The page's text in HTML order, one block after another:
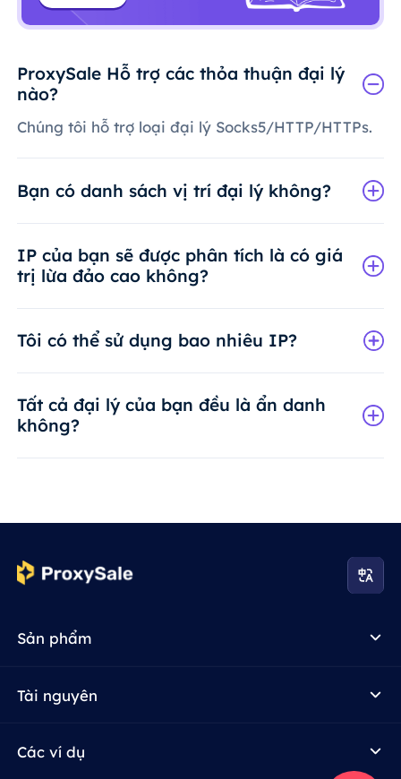
ProxySale Hỗ trợ các thỏa thuận đại lý
nào?
Chúng tôi hỗ trợ loại đại lý Socks5/HTTP/HTTPs.
Bạn có danh sách vị trí đại lý không?
IP của bạn sẽ được phân tích là có giá
trị lừa đảo cao không?
Tôi có thể sử dụng bao nhiêu IP?
Tất cả đại lý của bạn đều là ẩn danh
không?
Sản phẩm
Tài nguyên
Các ví dụ